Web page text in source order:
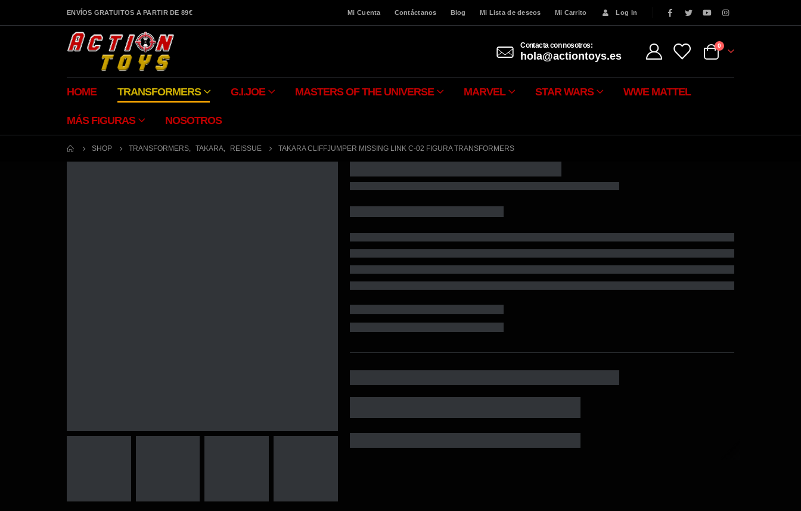
ENVÍOS GRATUITOS A PARTIR DE 89€ Mi Cuenta Contáctanos Blog Mi Lista de deseos Mi Carrito Log In
Contacta con nosotros:
hola@actiontoys.es
0
HOME TRANSFORMERS G.I.JOE MASTERS OF THE UNIVERSE MARVEL STAR WARS WWE MATTEL
MÁS FIGURAS NOSOTROS
SHOP TRANSFORMERS, TAKARA, REISSUE TAKARA CLIFFJUMPER MISSING LINK C-02 FIGURA TRANSFORMERS